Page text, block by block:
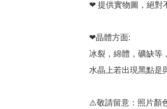
❤ 提供實物圖，絕對
❤晶體方面:
冰裂，綿體，礦缺等
水晶上若出現黑點是
⚠️敬請留意：照片顏